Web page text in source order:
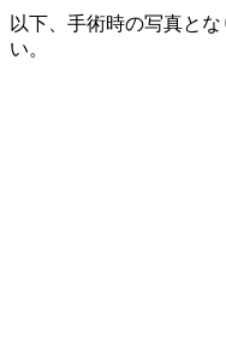
以下、手術時の写真と
い。